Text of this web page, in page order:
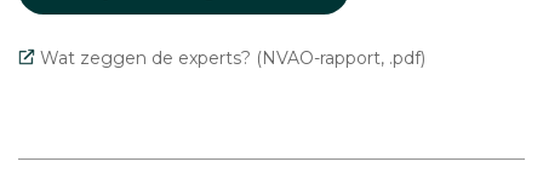
Wat zeggen de experts? (NVAO-rapport, .pdf)